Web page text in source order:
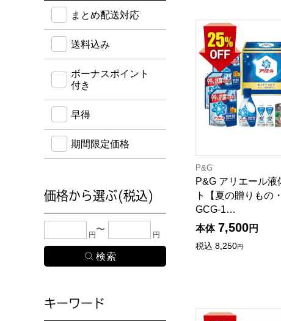
P&G アリエール
P&G
P&G アリエール液
ト【夏の贈りもの
GCG-1…
本体 7,500円
税込 8,250円
源楽製菓 和風菓子
送料込み・ボーナスポイント付き・早得・期間限定
まとめ配送対応
送料込み
ボーナスポイント
付き
早得
期間限定価格
価格から選ぶ(税込)
下限金額・上限金額のどちらか１つまたは両方に、
円 円
キーワード